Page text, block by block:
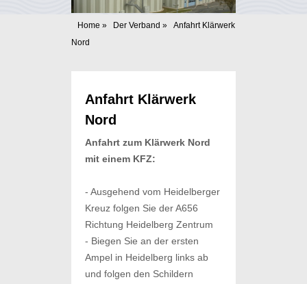
Home » Der Verband »
Anfahrt Klärwerk
Nord
Anfahrt Klärwerk
Nord
Anfahrt zum Klärwerk Nord
mit einem KFZ:
- Ausgehend vom Heidelberger
Kreuz folgen Sie der A656
Richtung Heidelberg Zentrum
- Biegen Sie an der ersten
Ampel in Heidelberg links ab
und folgen den Schildern